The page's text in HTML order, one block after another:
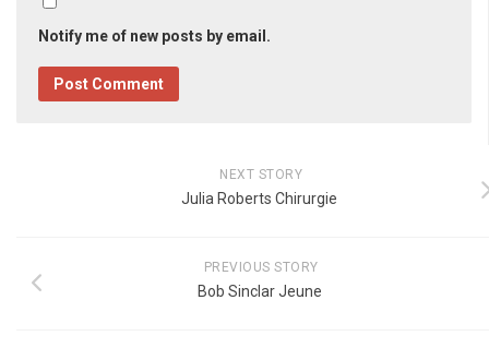
Notify me of new posts by email.
NEXT STORY
Julia Roberts Chirurgie
PREVIOUS STORY
Bob Sinclar Jeune